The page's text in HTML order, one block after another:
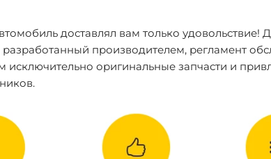
доставлял вам только удовольствие!
производителем, регламент
исключительно оригинальные запчасти и